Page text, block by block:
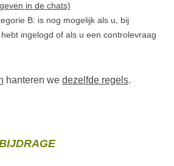
in de chats)
B: is nog mogelijk als u, bij
ingelogd of als u een controlevraag
hanteren we dezelfde regels.